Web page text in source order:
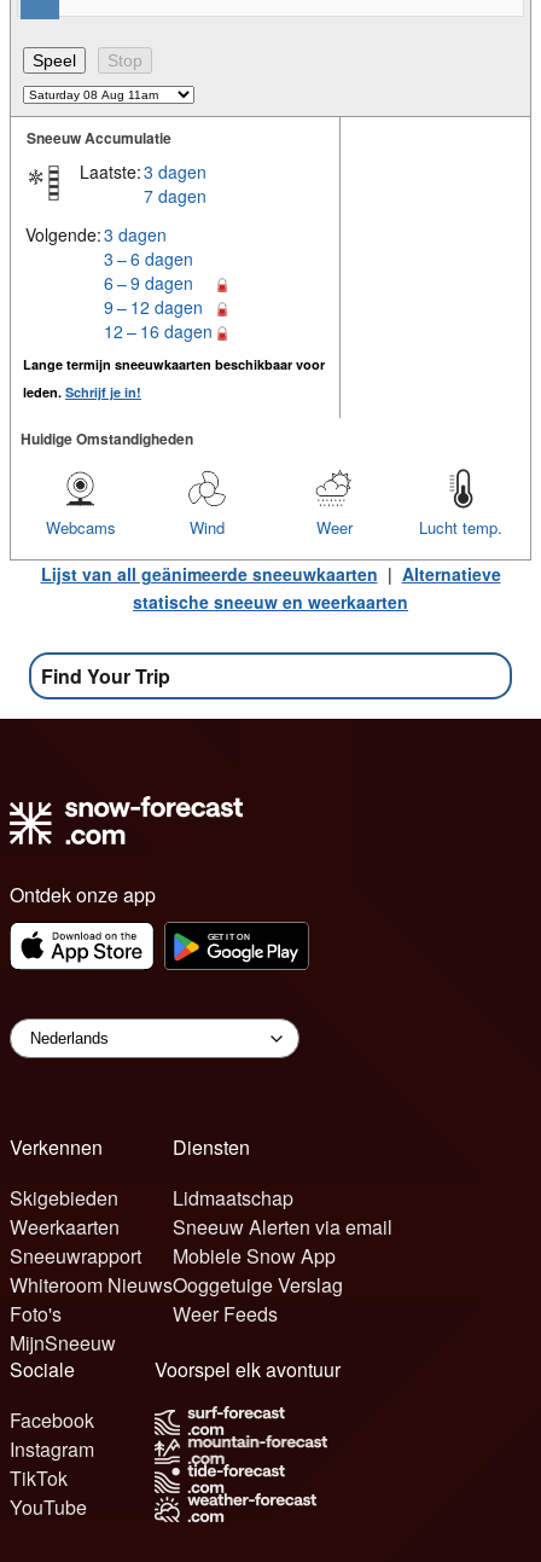
Sneeuw Accumulatie
Laatste:3 dagen
7 dagen
Volgende:3 dagen
3 – 6 dagen
6 – 9 dagen
9 – 12 dagen
12 – 16 dagen
Lange termijn sneeuwkaarten beschikbaar voor
leden. Schrijf je in!
Huidige Omstandigheden
Lucht temp.
Weer
Wind
Webcams
Lijst van all geänimeerde sneeuwkaarten | Alternatieve
statische sneeuw en weerkaarten
Find Your Trip
Ontdek onze app
Verkennen
Skigebieden
Weerkaarten
Sneeuwrapport
Whiteroom Nieuws
Foto's
MijnSneeuw
Diensten
Lidmaatschap
Sneeuw Alerten via email
Mobiele Snow App
Ooggetuige Verslag
Weer Feeds
Sociale
Facebook
Instagram
TikTok
YouTube
Voorspel elk avontuur